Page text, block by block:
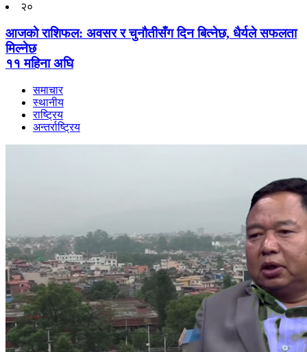
२०
आजको राशिफल: अवसर र चुनौतीसँग दिन बित्नेछ, धैर्यले सफलता
मिल्नेछ
११ महिना अघि
समाचार
स्थानीय
राष्ट्रिय
अन्तर्राष्ट्रिय